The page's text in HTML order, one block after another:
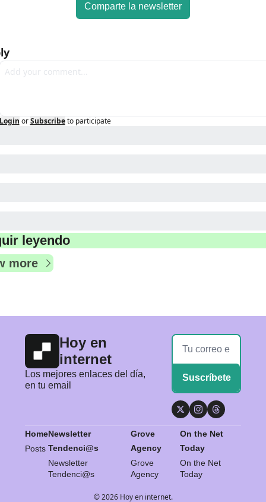
Comparte la newsletter
or Subscribe to participate
leyendo
more
Hoy en
internet
Los mejores enlaces del día,
en tu email
Suscríbete
Home
Posts
Newsletter
Tendenci@s
Newsletter
Tendenci@s
Grove
Agency
Grove
Agency
On the Net
Today
On the Net
Today
© 2026 Hoy en internet.